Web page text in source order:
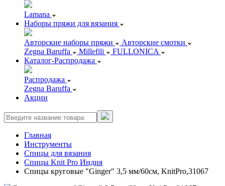
Lamana
Наборы пряжи для вязания
Авторские наборы пряжи
Авторские смотки
Zegna Baruffa
Millefili
FULLONICA
Каталог-Распродажа
Распродажа
Zegna Baruffa
Акции
Главная
Инструменты
Спицы для вязания
Спицы Knit Pro Индия
Спицы круговые "Ginger" 3,5 мм/60см, KnitPro,31067